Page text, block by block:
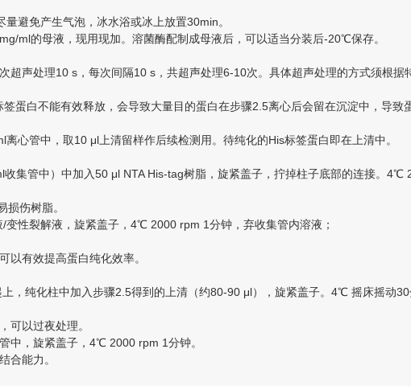
避免产生气泡，冰水浴或冰上放置30min。
ml的母液，现用现加。溶菌酶配制成母液后，可以适当分装后-20℃保存。
超声处理10 s，每次间隔10 s，共超声处理6-10次。具体超声处理的方式须根据
蛋白不能有效释放，会导致大量目的蛋白在步骤2.5离心后会留在沉淀中，导致
心管中，取10 μl上清留样作后续检测用。待纯化的His标签蛋白即在上清中。
集管中）中加入50 μl NTA His-tag树脂，旋紧盖子，拧掉柱子底部的连接。4℃
伤树脂。
性裂解液，旋紧盖子，4℃ 2000 rpm 1分钟，弃收集管内溶液；
以有效提高蛋白纯化效率。
，纯化柱中加入步骤2.5得到的上清（约80-90 μl），旋紧盖子。4℃ 摇床摇动
可以过夜处理。
中，旋紧盖子，4℃ 2000 rpm 1分钟。
合能力。